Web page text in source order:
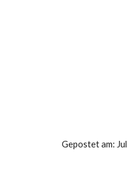
Gepostet am: